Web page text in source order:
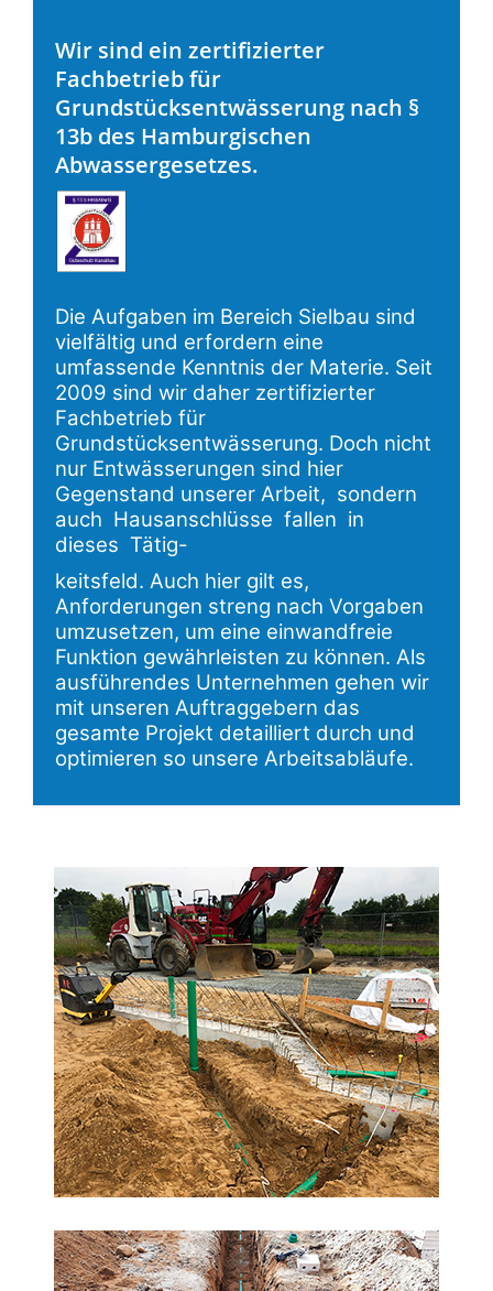
Wir sind ein zertifizierter
Fachbetrieb für
Grundstücksentwässerung nach §
13b des Hamburgischen
Abwassergesetzes.
Die Aufgaben im Bereich Sielbau sind
vielfältig und erfordern eine
umfassende Kenntnis der Materie. Seit
2009 sind wir daher zertifizierter
Fachbetrieb für
Grundstücksentwässerung. Doch nicht
nur Entwässerungen sind hier
Gegenstand unserer Arbeit, sondern
auch Hausanschlüsse fallen in
dieses Tätig-
keitsfeld. Auch hier gilt es,
Anforderungen streng nach Vorgaben
umzusetzen, um eine einwandfreie
Funktion gewährleisten zu können. Als
ausführendes Unternehmen gehen wir
mit unseren Auftraggebern das
gesamte Projekt detailliert durch und
optimieren so unsere Arbeitsabläufe.